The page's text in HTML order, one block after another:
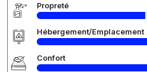
Propreté
Hébergement/Emplacement
Confort